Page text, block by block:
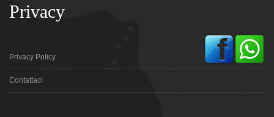
Privacy
Privacy Policy
Contattaci